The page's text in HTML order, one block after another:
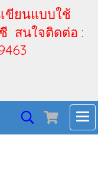
ขียนแบบใช้
สนใจติดต่อ :